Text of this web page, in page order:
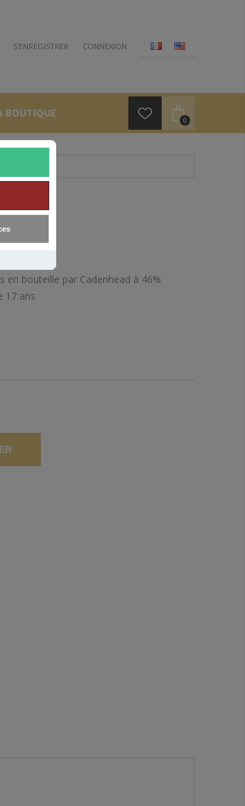
S'ENREGISTRER CONNEXION
BOUTIQUE
0
en bouteille par Cadenhead à 46%
17 ans.